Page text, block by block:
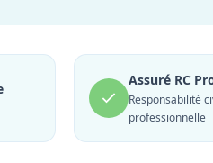
Assuré RC
Responsabilité
professionnelle